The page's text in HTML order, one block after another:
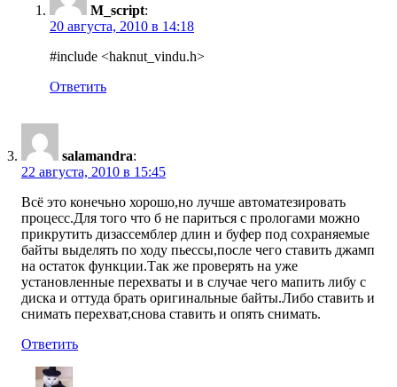
M_script:
20 августа, 2010 в 14:18
#include <haknut_vindu.h>
Ответить
salamandra:
22 августа, 2010 в 15:45
Всё это конечьно хорошо,но лучше автоматезировать
процесс.Для того что б не париться с прологами можно
прикрутить дизассемблер длин и буфер под сохраняемые
байты выделять по ходу пьессы,после чего ставить джамп
на остаток функции.Так же проверять на уже
установленные перехваты и в случае чего мапить либу с
диска и оттуда брать оригинальные байты.Либо ставить и
снимать перехват,снова ставить и опять снимать.
Ответить